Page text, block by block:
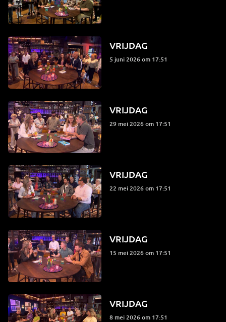
VRIJDAG
5 juni 2026 om 17:51
VRIJDAG
29 mei 2026 om 17:51
VRIJDAG
22 mei 2026 om 17:51
VRIJDAG
15 mei 2026 om 17:51
VRIJDAG
8 mei 2026 om 17:51